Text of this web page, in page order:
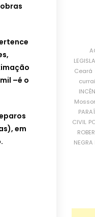
–é o
em
Ceará
CIVIL
NEGRA